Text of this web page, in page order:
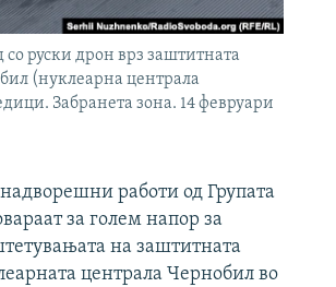
руски дрон врз заштитната
(нуклеарна централа
Забранета зона. 14 февруари
работи од Групата
за голем напор за
на заштитната
централа Чернобил во